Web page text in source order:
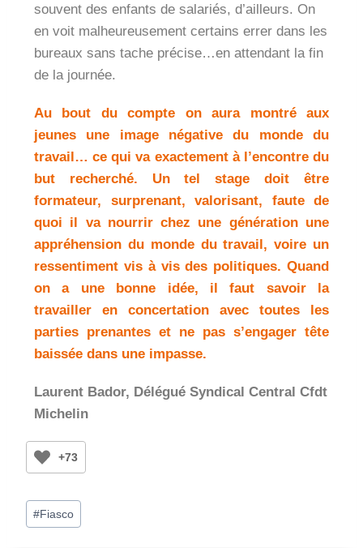
souvent des enfants de salariés, d’ailleurs. On
en voit malheureusement certains errer dans les
bureaux sans tache précise…en attendant la fin
de la journée.
Au bout du compte on aura montré aux
jeunes une image négative du monde du
travail… ce qui va exactement à l’encontre du
but recherché. Un tel stage doit être
formateur, surprenant, valorisant, faute de
quoi il va nourrir chez une génération une
appréhension du monde du travail, voire un
ressentiment vis à vis des politiques. Quand
on a une bonne idée, il faut savoir la
travailler en concertation avec toutes les
parties prenantes et ne pas s’engager tête
baissée dans une impasse.
Laurent Bador, Délégué Syndical Central Cfdt
Michelin
+73
#Fiasco